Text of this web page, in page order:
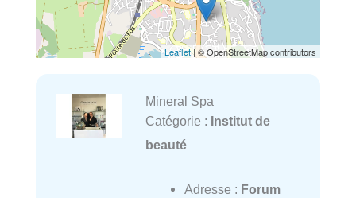
Leaflet| © OpenStreetMap contributors
Mineral Spa
Catégorie : Institut de
beauté
Adresse : Forum